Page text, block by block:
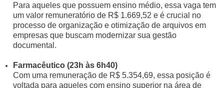
Para aqueles que possuem ensino médio, essa vaga tem
um valor remuneratório de R$ 1.669,52 e é crucial no
processo de organização e otimização de arquivos em
empresas que buscam modernizar sua gestão
documental.
Farmacêutico (23h às 6h40)
Com uma remuneração de R$ 5.354,69, essa posição é
voltada para aqueles com ensino superior na área de